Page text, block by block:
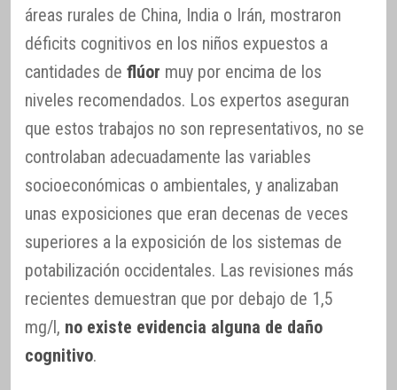
áreas rurales de China, India o Irán, mostraron
déficits cognitivos en los niños expuestos a
cantidades de flúor muy por encima de los
niveles recomendados. Los expertos aseguran
que estos trabajos no son representativos, no se
controlaban adecuadamente las variables
socioeconómicas o ambientales, y analizaban
unas exposiciones que eran decenas de veces
superiores a la exposición de los sistemas de
potabilización occidentales. Las revisiones más
recientes demuestran que por debajo de 1,5
mg/l, no existe evidencia alguna de daño
cognitivo.